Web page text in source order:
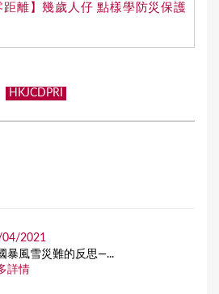
距離】幾歲人仔 點樣學防災保護
HKJCDPRI
2021
暴風雪災難的反思—...
詳情